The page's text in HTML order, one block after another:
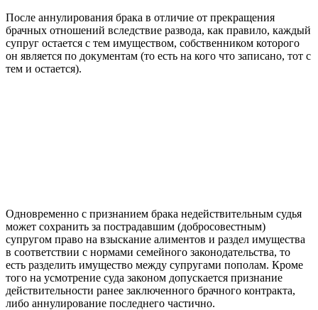
После аннулирования брака в отличие от прекращения
брачных отношений вследствие развода, как правило, каждый
супруг остается с тем имуществом, собственником которого
он является по документам (то есть на кого что записано, тот с
тем и остается).
Одновременно с признанием брака недействительным судья
может сохранить за пострадавшим (добросовестным)
супругом право на взыскание алиментов и раздел имущества
в соответствии с нормами семейного законодательства, то
есть разделить имущество между супругами пополам. Кроме
того на усмотрение суда законом допускается признание
действительности ранее заключенного брачного контракта,
либо аннулирование последнего частично.